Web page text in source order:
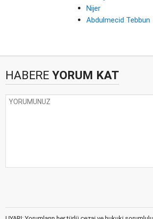
Nijer
Abdulmecid Tebbun
HABERE YORUM KAT